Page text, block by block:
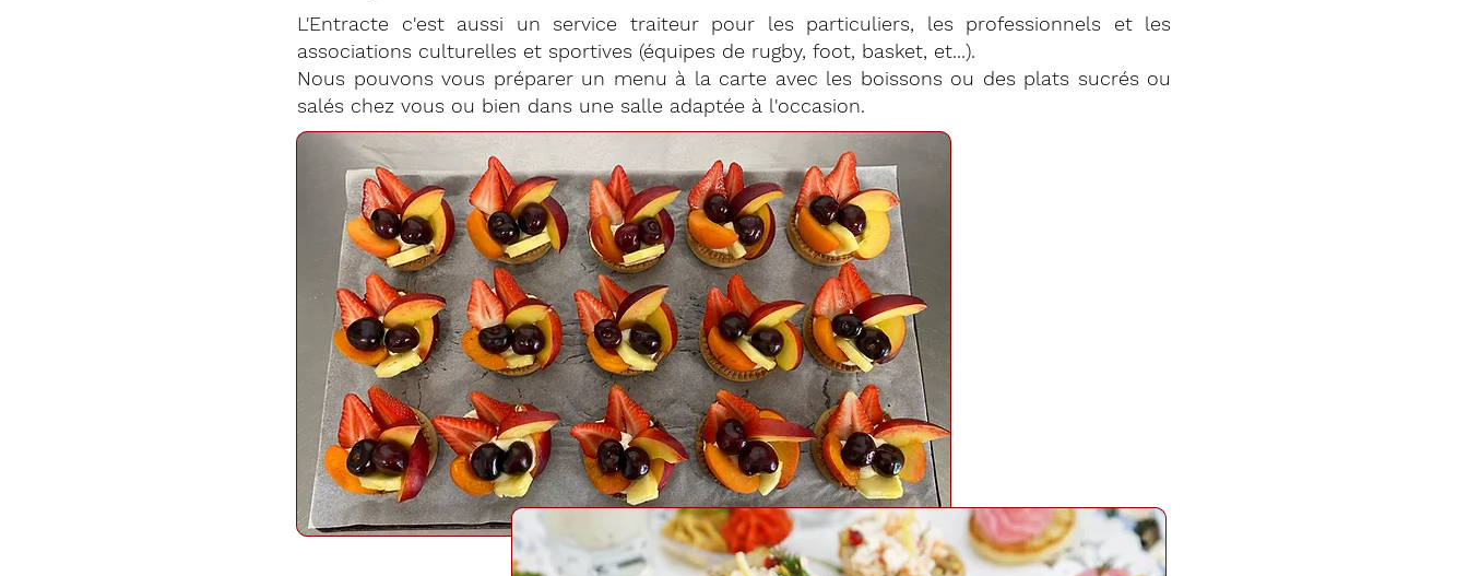
L'Entracte c'est aussi un service traiteur pour les particuliers, les professionnels et les
associations culturelles et sportives (équipes de rugby, foot, basket, et...).
Nous pouvons vous préparer un menu à la carte avec les boissons ou des plats sucrés ou
salés chez vous ou bien dans une salle adaptée à l'occasion.